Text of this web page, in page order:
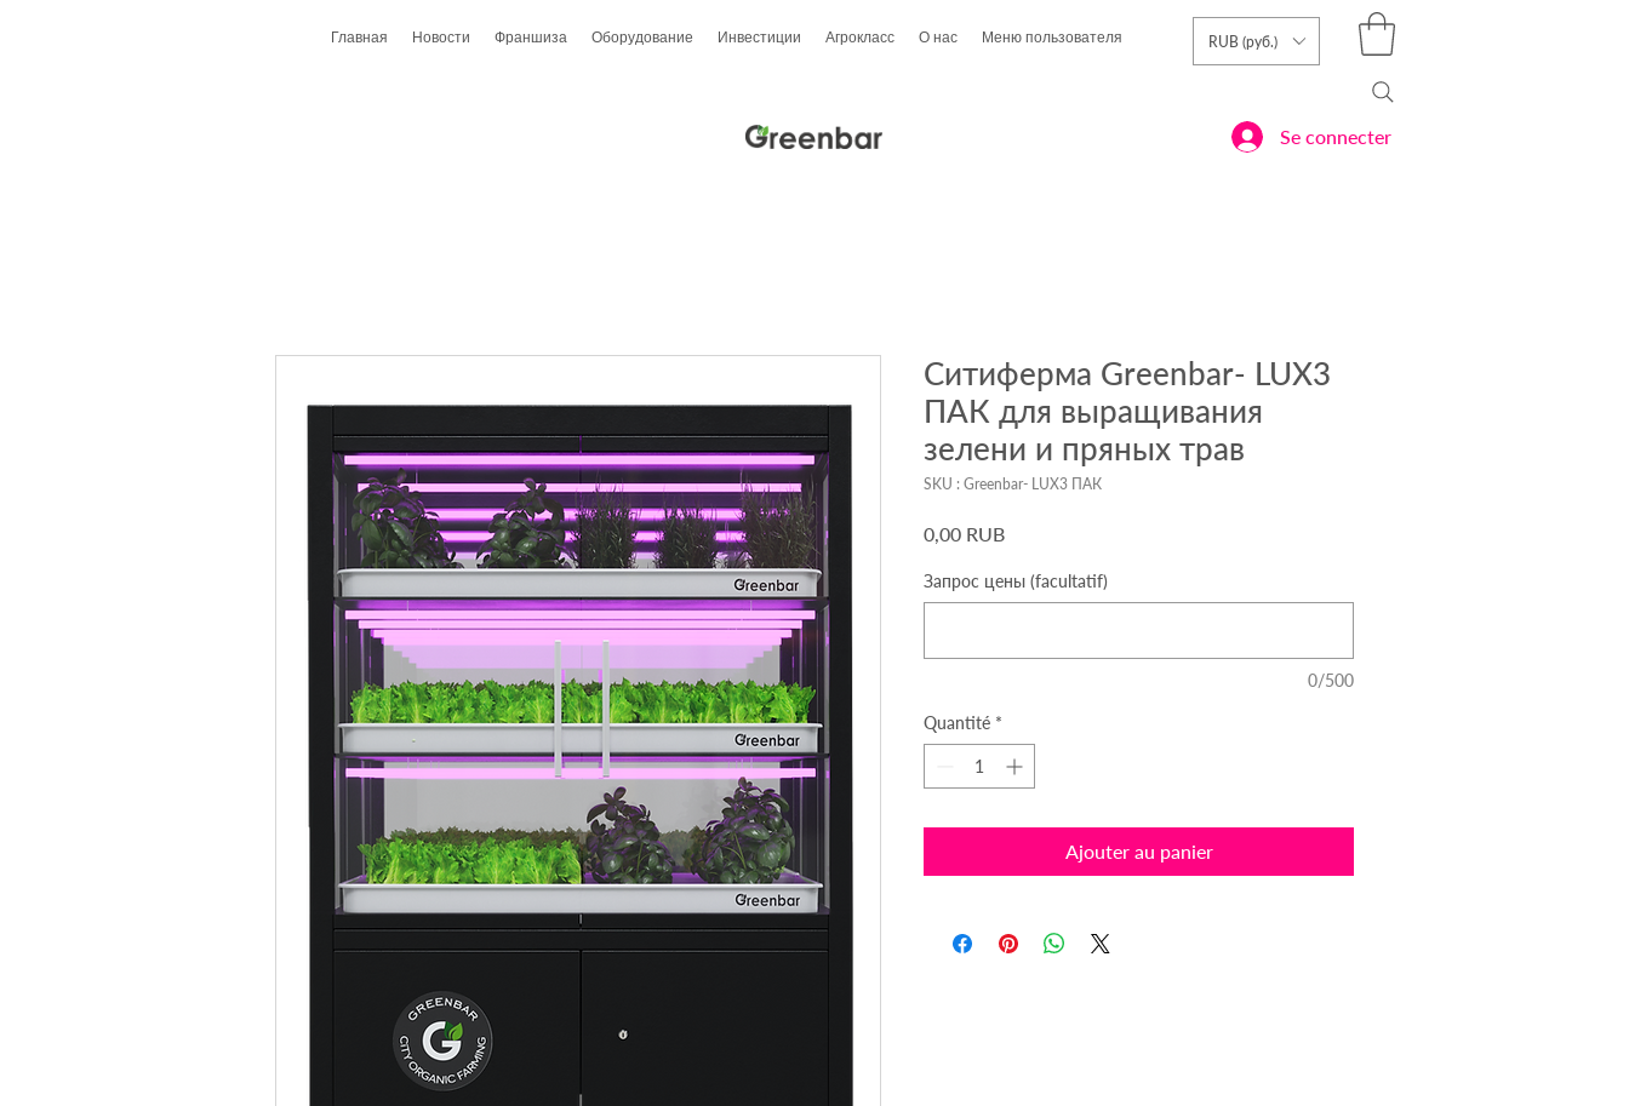
Главная Новости Франшиза Оборудование Инвестиции Агрокласс О нас Меню пользователя
Se connecter
RUB (руб.)
Ситиферма Greenbar- LUX3
ПАК для выращивания
зелени и пряных трав
SKU : Greenbar- LUX3 ПАК
0,00 RUBPrix
Запрос цены (facultatif)
0/500
Quantité *
Ajouter au panier